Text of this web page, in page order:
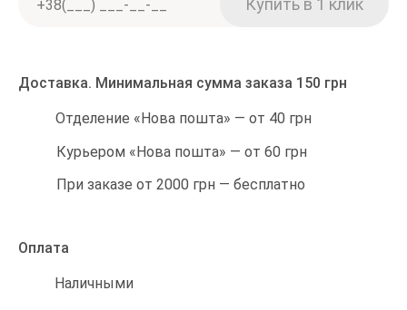
Доставка. Минимальная сумма заказа 150 грн
Отделение «Нова пошта» — от 40 грн
Курьером «Нова пошта» — от 60 грн
При заказе от 2000 грн — бесплатно
Оплата
Наличными